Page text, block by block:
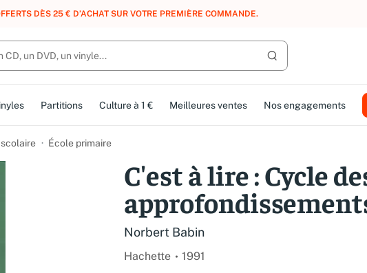
DES RÉCOMPENSES :REJOIGNEZ GRATUITEMENT LE CLUB AMMAREAL.
Lancer la recherche
Partitions Culture à 1 € Meilleures ventes Nos engagements
École primaire
C'est à lire : Cycle
Norbert Babin
Hachette 1991